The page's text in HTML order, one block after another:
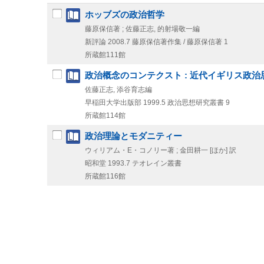
ホッブズの政治哲学
藤原保信著 ; 佐藤正志, 的射場敬一編
新評論 2008.7 藤原保信著作集 / 藤原保信著 1
所蔵館111館
政治概念のコンテクスト : 近代イギリス政治
佐藤正志, 添谷育志編
早稲田大学出版部 1999.5 政治思想研究叢書 9
所蔵館114館
政治理論とモダニティー
ウィリアム・E・コノリー著 ; 金田耕一 [ほか] 訳
昭和堂 1993.7 テオレイン叢書
所蔵館116館